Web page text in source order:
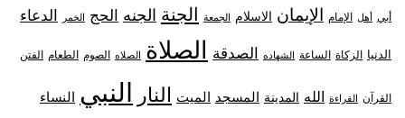
أبي أهل الإمام الإيمان الاسلام الجمعة الجنة الجنه الحج الخمر الدعاء
الدنيا الزكاة الساعة الشهاده الصدقة الصلاة الصلاه الصوم الطعام الفتن
القرآن القراءة الله المدينة المسجد الميت النار النبي النساء